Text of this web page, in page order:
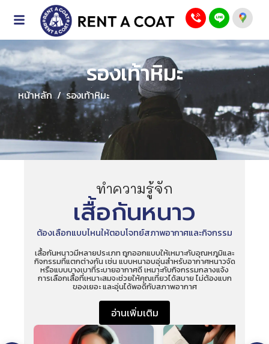
รองเท้าหิมะ
หน้าหลัก/รองเท้าหิมะ
ทำความรู้จัก
เสื้อกันหนาว
ต้องเลือกแบบไหนให้ตอบโจทย์สภาพอากาศและกิจกรรม
เสื้อกันหนาวมีหลายประเภท ถูกออกแบบให้เหมาะกับอุณหภูมิและ
กิจกรรมที่แตกต่างกัน เช่น แบบหนาอบอุ่นสำหรับอากาศหนาวจัด
หรือแบบบางเบาที่ระบายอากาศดี เหมาะกับกิจกรรมกลางแจ้ง
การเลือกเสื้อที่เหมาะสมจะช่วยให้คุณเที่ยวได้สบาย ไม่ต้องแบก
ของเยอะ และอุ่นได้พอดีกับสภาพอากาศ
อ่านเพิ่มเติม